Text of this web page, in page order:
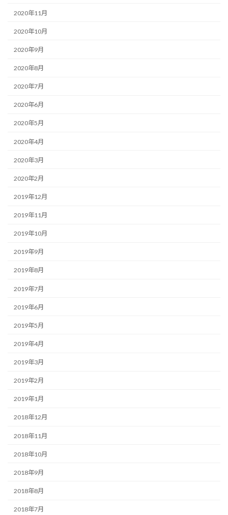
2020年11月
2020年10月
2020年9月
2020年8月
2020年7月
2020年6月
2020年5月
2020年4月
2020年3月
2020年2月
2019年12月
2019年11月
2019年10月
2019年9月
2019年8月
2019年7月
2019年6月
2019年5月
2019年4月
2019年3月
2019年2月
2019年1月
2018年12月
2018年11月
2018年10月
2018年9月
2018年8月
2018年7月